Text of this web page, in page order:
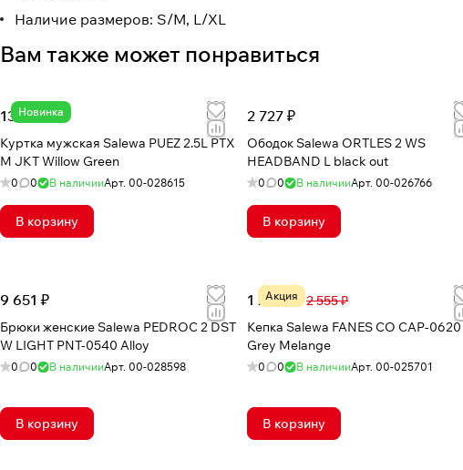
Наличие размеров: S/M, L/XL
Вам также может понравиться
Новинка
13 324 ₽
Куртка мужская Salewa PUEZ 2.5L PTX
M JKT Willow Green
0 0 В наличииАрт. 00-028615
В корзину
2 727 ₽
Ободок Salewa ORTLES 2 WS
HEADBAND L black out
0 0 В наличииАрт.00-026766
В корзину
9 651 ₽
Брюки женские Salewa PEDROC 2 DST
W LIGHT PNT-0540 Alloy
0 0 В наличииАрт. 00-028598
В корзину
Акция
1 230 ₽
2 555 ₽
Кепка Salewa FANES CO CAP-0620
Grey Melange
0 0 В наличииАрт.00-025701
В корзину